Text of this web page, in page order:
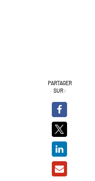
PARTAGER
SUR :